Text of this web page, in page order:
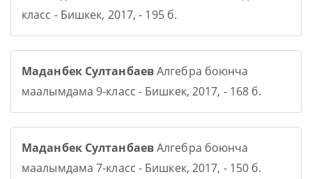
класс - Бишкек, 2017, - 195 б.
Маданбек СултанбаевАлгебра боюнча
маалымдама 9-класс - Бишкек, 2017, - 168 б.
Маданбек СултанбаевАлгебра боюнча
маалымдама 7-класс - Бишкек, 2017, - 150 б.